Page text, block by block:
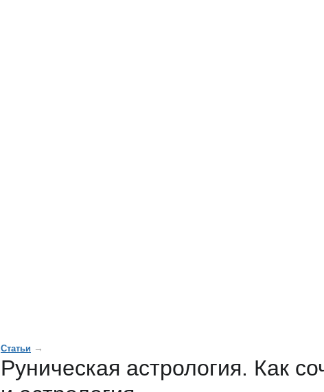
Статьи →
Руническая астрология. Как